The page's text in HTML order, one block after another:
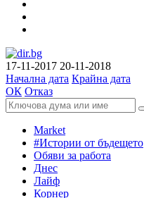
17-11-2017 20-11-2018
Начална дата Крайна дата
ОК Отказ
Market
#Истории от бъдещето
Обяви за работа
Днес
Лайф
Корнер